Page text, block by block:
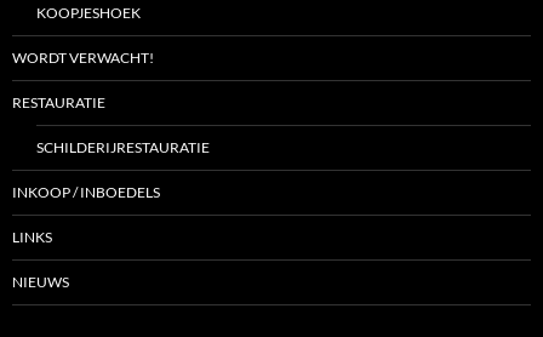
KOOPJESHOEK
WORDT VERWACHT!
RESTAURATIE
SCHILDERIJRESTAURATIE
INKOOP / INBOEDELS
LINKS
NIEUWS